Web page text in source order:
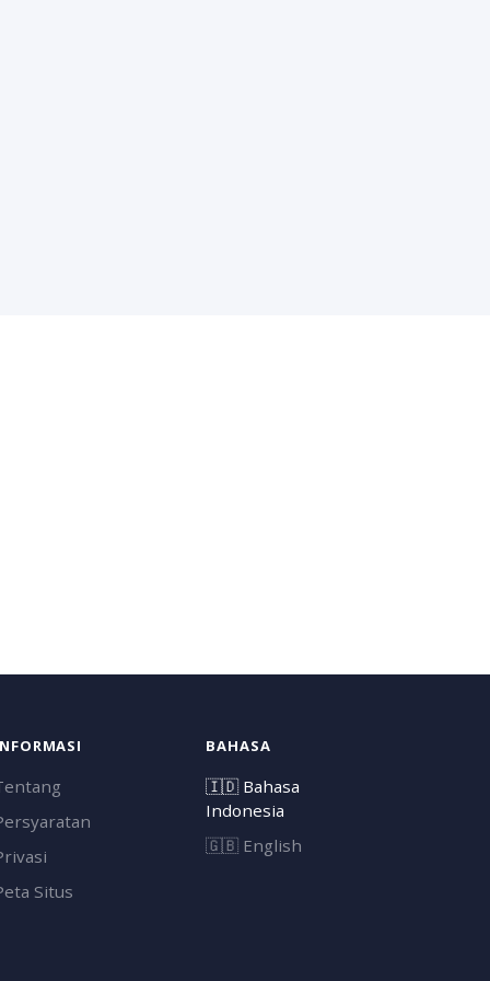
Situs
BAHASA
🇮🇩Bahasa
Indonesia
🇬🇧 English